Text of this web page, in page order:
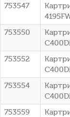
753547
753550
753552
753554
753559